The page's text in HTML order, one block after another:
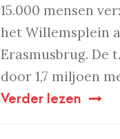
15.000 mensen
het Willemsplein
Erasmusbrug. De
door 1,7 miljoen
Verder lezen